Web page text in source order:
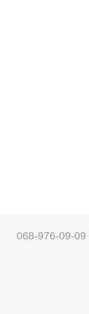
068-976-09-09